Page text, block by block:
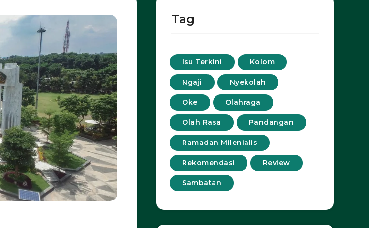
Tag
Isu Terkini Kolom
Ngaji Nyekolah
Oke Olahraga
Olah Rasa Pandangan
Ramadan Milenialis
Rekomendasi Review
Sambatan